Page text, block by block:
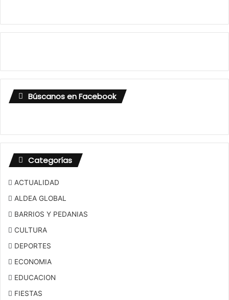
Búscanos en Facebook
Categorías
ACTUALIDAD
ALDEA GLOBAL
BARRIOS Y PEDANIAS
CULTURA
DEPORTES
ECONOMIA
EDUCACION
FIESTAS